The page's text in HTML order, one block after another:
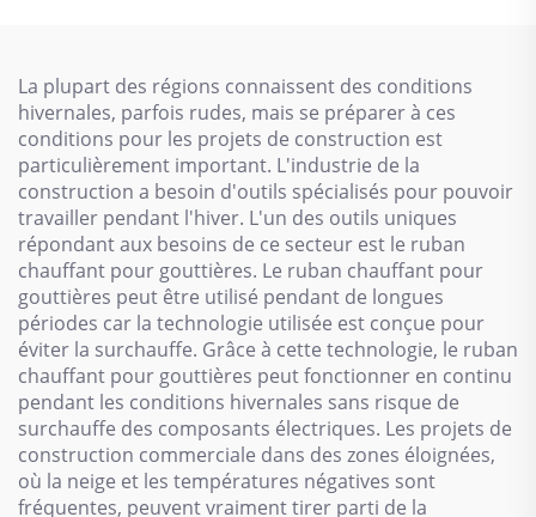
La plupart des régions connaissent des conditions
hivernales, parfois rudes, mais se préparer à ces
conditions pour les projets de construction est
particulièrement important. L'industrie de la
construction a besoin d'outils spécialisés pour pouvoir
travailler pendant l'hiver. L'un des outils uniques
répondant aux besoins de ce secteur est le ruban
chauffant pour gouttières. Le ruban chauffant pour
gouttières peut être utilisé pendant de longues
périodes car la technologie utilisée est conçue pour
éviter la surchauffe. Grâce à cette technologie, le ruban
chauffant pour gouttières peut fonctionner en continu
pendant les conditions hivernales sans risque de
surchauffe des composants électriques. Les projets de
construction commerciale dans des zones éloignées,
où la neige et les températures négatives sont
fréquentes, peuvent vraiment tirer parti de la